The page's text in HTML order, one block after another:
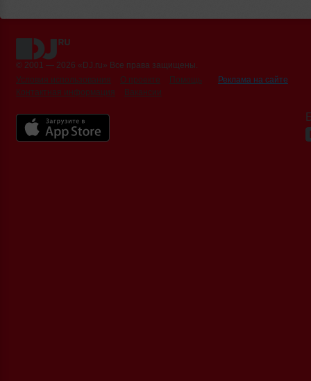
© 2001 — 2026 «DJ.ru» Все права защищены.
Условия использования
О проекте Помощь
Реклама на сайте
Контактная информация
Вакансии